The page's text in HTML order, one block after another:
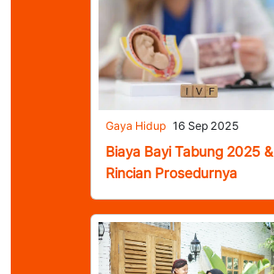
Gaya Hidup 16 Sep 2025
Biaya Bayi Tabung 2025 &
Rincian Prosedurnya